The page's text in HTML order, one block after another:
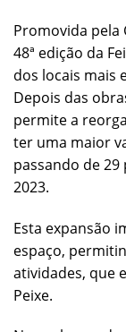
Promovida pela
48ª edição da
dos locais mais
Depois das
permite a
ter uma maior
passando de
2023.
Esta expansão
espaço,
atividades, que
Peixe.